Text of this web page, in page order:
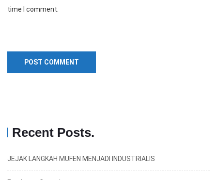
time I comment.
Recent Posts.
JEJAK LANGKAH MUFEN MENJADI INDUSTRIALIS